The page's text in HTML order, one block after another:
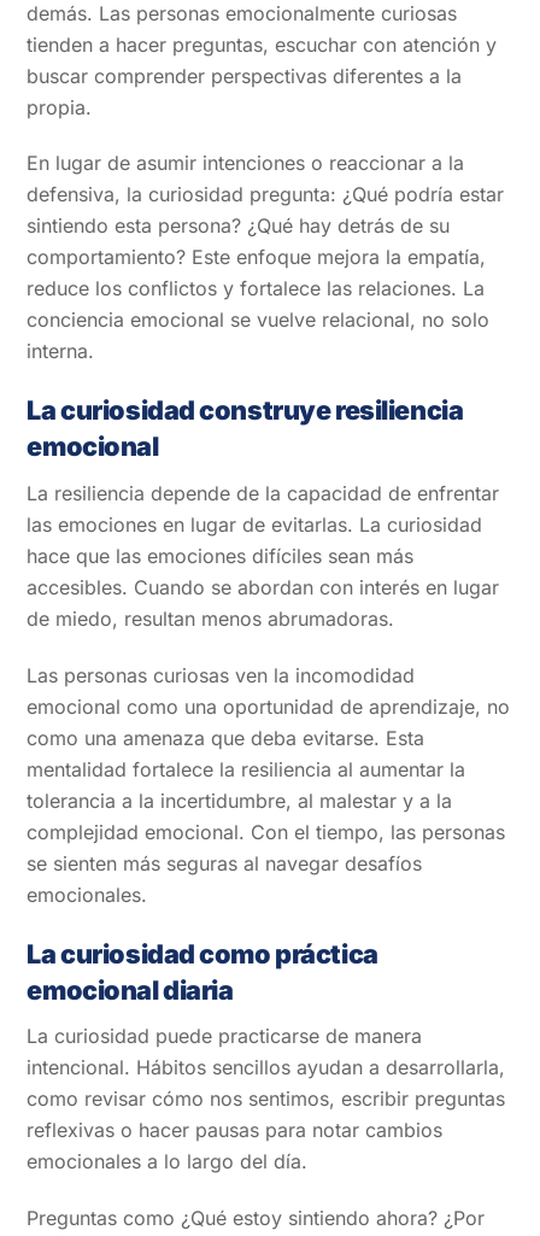
demás. Las personas emocionalmente curiosas
tienden a hacer preguntas, escuchar con atención y
buscar comprender perspectivas diferentes a la
propia.
En lugar de asumir intenciones o reaccionar a la
defensiva, la curiosidad pregunta: ¿Qué podría estar
sintiendo esta persona? ¿Qué hay detrás de su
comportamiento? Este enfoque mejora la empatía,
reduce los conflictos y fortalece las relaciones. La
conciencia emocional se vuelve relacional, no solo
interna.
La curiosidad construye resiliencia
emocional
La resiliencia depende de la capacidad de enfrentar
las emociones en lugar de evitarlas. La curiosidad
hace que las emociones difíciles sean más
accesibles. Cuando se abordan con interés en lugar
de miedo, resultan menos abrumadoras.
Las personas curiosas ven la incomodidad
emocional como una oportunidad de aprendizaje, no
como una amenaza que deba evitarse. Esta
mentalidad fortalece la resiliencia al aumentar la
tolerancia a la incertidumbre, al malestar y a la
complejidad emocional. Con el tiempo, las personas
se sienten más seguras al navegar desafíos
emocionales.
La curiosidad como práctica
emocional diaria
La curiosidad puede practicarse de manera
intencional. Hábitos sencillos ayudan a desarrollarla,
como revisar cómo nos sentimos, escribir preguntas
reflexivas o hacer pausas para notar cambios
emocionales a lo largo del día.
Preguntas como ¿Qué estoy sintiendo ahora? ¿Por